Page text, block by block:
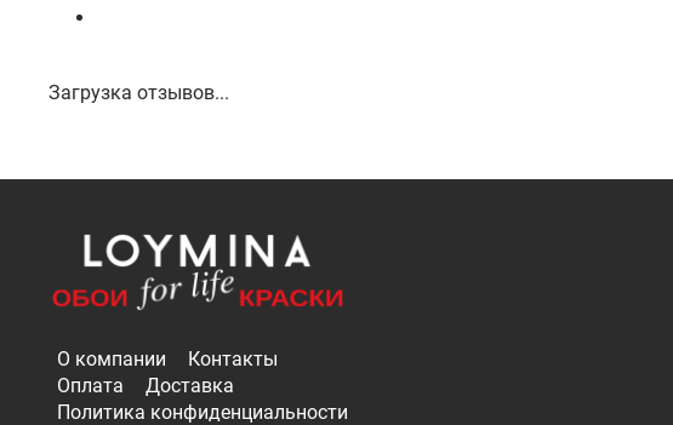
Загрузка отзывов...
О компании
Контакты
Оплата
Доставка
Политика конфиденциальности